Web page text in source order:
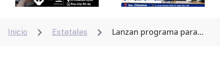
Inicio  Estatales 
Lanzan programa para